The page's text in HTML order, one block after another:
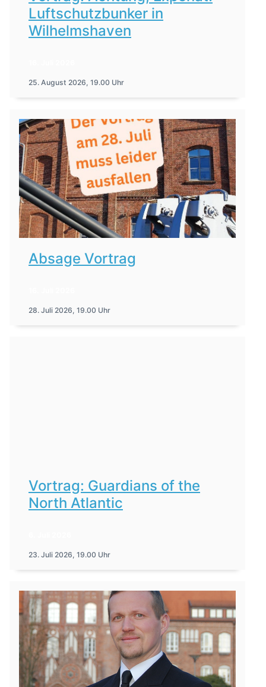
Luftschutzbunker in
Wilhelmshaven
25. August 2026, 19.00 Uhr
Absage Vortrag
28. Juli 2026, 19.00 Uhr
Vortrag: Guardians of the
North Atlantic
23. Juli 2026, 19.00 Uhr